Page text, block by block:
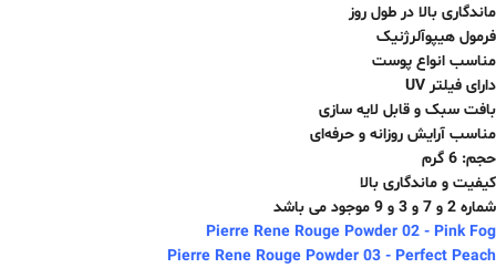
ماندگاری بالا در طول روز
فرمول هیپوآلرژنیک
مناسب انواع پوست
دارای فیلتر UV
بافت سبک و قابل لایه سازی
مناسب آرایش روزانه و حرفه‌ای
حجم: 6 گرم
کیفیت و ماندگاری بالا
شماره 2 و 7 و 3 و 9 موجود می باشد
Pierre Rene Rouge Powder 02 - Pink Fog
Pierre Rene Rouge Powder 03 - Perfect Peach